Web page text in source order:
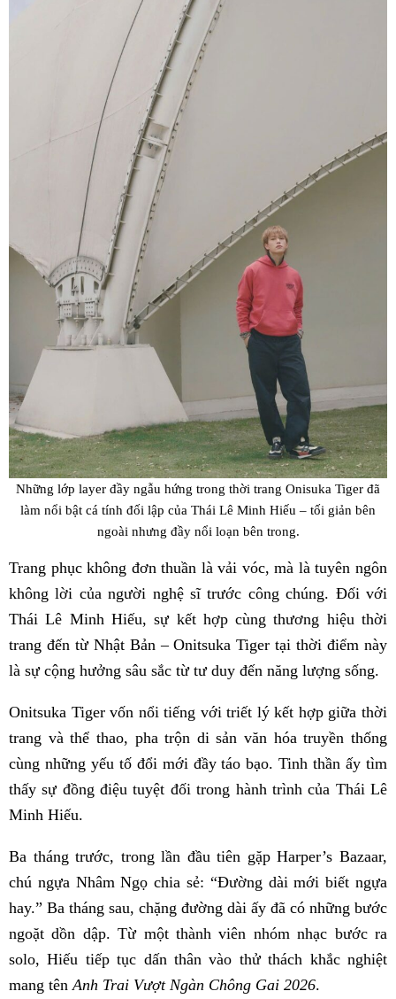
Những lớp layer đầy ngẫu hứng trong thời trang Onisuka Tiger đã
làm nổi bật cá tính đối lập của Thái Lê Minh Hiếu – tối giản bên
ngoài nhưng đầy nổi loạn bên trong.
Trang phục không đơn thuần là vải vóc, mà là tuyên ngôn
không lời của người nghệ sĩ trước công chúng. Đối với
Thái Lê Minh Hiếu, sự kết hợp cùng thương hiệu thời
trang đến từ Nhật Bản – Onitsuka Tiger tại thời điểm này
là sự cộng hưởng sâu sắc từ tư duy đến năng lượng sống.
Onitsuka Tiger vốn nổi tiếng với triết lý kết hợp giữa thời
trang và thể thao, pha trộn di sản văn hóa truyền thống
cùng những yếu tố đổi mới đầy táo bạo. Tinh thần ấy tìm
thấy sự đồng điệu tuyệt đối trong hành trình của Thái Lê
Minh Hiếu.
Ba tháng trước, trong lần đầu tiên gặp Harper’s Bazaar,
chú ngựa Nhâm Ngọ chia sẻ: “Đường dài mới biết ngựa
hay.” Ba tháng sau, chặng đường dài ấy đã có những bước
ngoặt dồn dập. Từ một thành viên nhóm nhạc bước ra
solo, Hiếu tiếp tục dấn thân vào thử thách khắc nghiệt
mang tênAnh Trai Vượt Ngàn Chông Gai 2026.